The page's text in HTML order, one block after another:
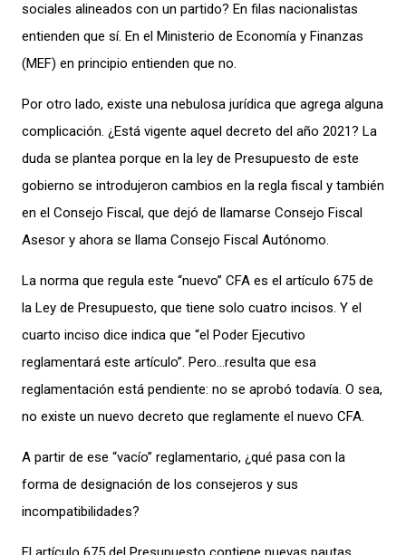
sociales alineados con un partido? En filas nacionalistas
entienden que sí. En el Ministerio de Economía y Finanzas
(MEF) en principio entienden que no.
Por otro lado, existe una nebulosa jurídica que agrega alguna
complicación. ¿Está vigente aquel decreto del año 2021? La
duda se plantea porque en la ley de Presupuesto de este
gobierno se introdujeron cambios en la regla fiscal y también
en el Consejo Fiscal, que dejó de llamarse Consejo Fiscal
Asesor y ahora se llama Consejo Fiscal Autónomo.
La norma que regula este “nuevo” CFA es el artículo 675 de
la Ley de Presupuesto, que tiene solo cuatro incisos. Y el
cuarto inciso dice indica que “el Poder Ejecutivo
reglamentará este artículo”. Pero…resulta que esa
reglamentación está pendiente: no se aprobó todavía. O sea,
no existe un nuevo decreto que reglamente el nuevo CFA.
A partir de ese “vacío” reglamentario, ¿qué pasa con la
forma de designación de los consejeros y sus
incompatibilidades?